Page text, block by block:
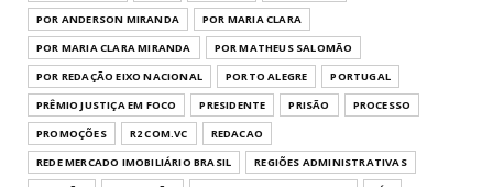
POR ANDERSON MIRANDA
POR MARIA CLARA
POR MARIA CLARA MIRANDA
POR MATHEUS SALOMÃO
POR REDAÇÃO EIXO NACIONAL
PORTO ALEGRE
PORTUGAL
PRÊMIO JUSTIÇA EM FOCO
PRESIDENTE PRISÃO
PROCESSO
PROMOÇÕES
R2 COM.VC
REDACAO
REDE MERCADO IMOBILIÁRIO BRASIL
REGIÕES ADMINISTRATIVAS